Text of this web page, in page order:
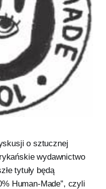
o sztucznej
wydawnictwo
tytuły będą
Human-Made”, czyli